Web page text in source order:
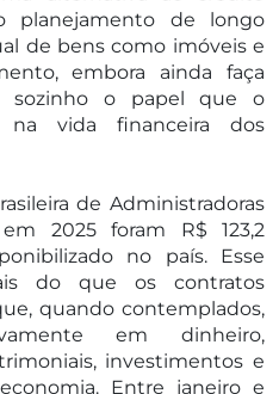
planejamento de longo
de bens como imóveis e
embora ainda faça
sozinho o papel que o
na vida financeira dos
de Administradoras
2025 foram R$ 123,2
no país. Esse
do que os contratos
quando contemplados,
em dinheiro,
investimentos e
Entre janeiro e